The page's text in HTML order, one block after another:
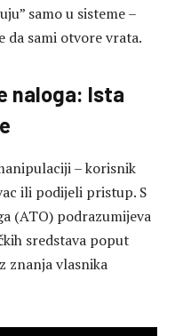
samo u sisteme –
da sami otvore vrata.
naloga: Ista
– korisnik
ili podijeli pristup. S
(ATO) podrazumijeva
sredstava poput
znanja vlasnika